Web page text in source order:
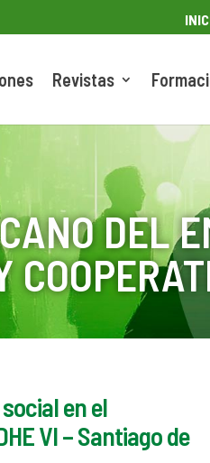
Revistas
DEL
en el
VI – Santiago de